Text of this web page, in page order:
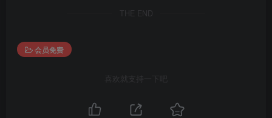
THE END
会员免费
喜欢就支持一下吧